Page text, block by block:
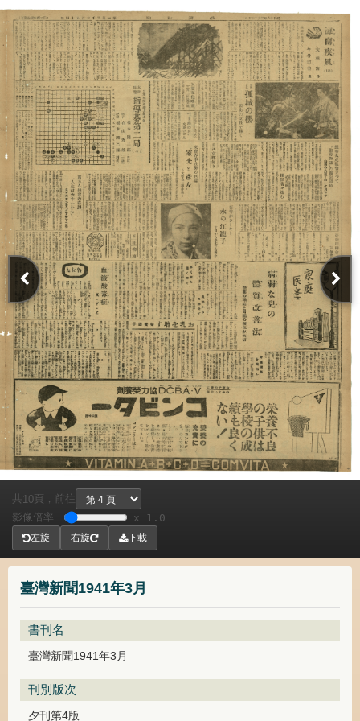
臺灣新聞1941年3月
書刊名
臺灣新聞1941年3月
刊別版次
夕刊第4版
共 10頁， 前往
影像倍率
x 1.0
左旋 右旋 下載